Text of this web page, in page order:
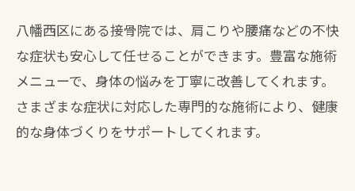
八幡西区にある接骨院では、肩こりや腰痛などの不快
な症状も安心して任せることができます。豊富な施術
メニューで、身体の悩みを丁寧に改善してくれます。
さまざまな症状に対応した専門的な施術により、健康
的な身体づくりをサポートしてくれます。